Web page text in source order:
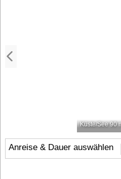
Küste/See 90
Anreise & Dauer auswählen